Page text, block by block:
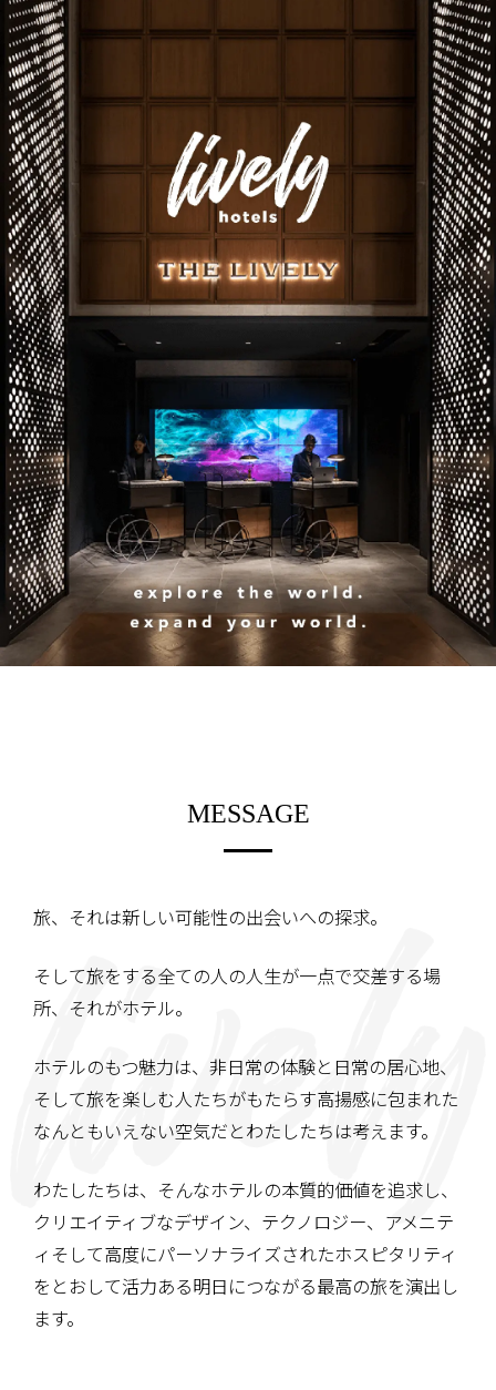
MESSAGE
旅、それは新しい可能性の出会いへの探求。
そして旅をする全ての人の人生が一点で交差する場
所、 それがホテル。
ホテルのもつ魅力は、非日常の体験と日常の居心地、
そして旅を楽しむ人たちがもたらす高揚感に包まれた
なんともいえない空気だとわたしたちは考えます。
わたしたちは、そんなホテルの本質的価値を追求し、
クリエイティブなデザイン、テクノロジー、アメニテ
ィ そして高度にパーソナライズされたホスピタリティ
を とおして活力ある明日につながる最高の旅を演出し
ます。